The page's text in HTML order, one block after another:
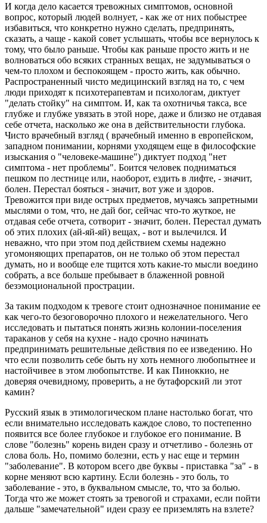
И когда дело касается тревожных симптомов, основной
вопрос, который людей волнует, - как же от них побыстрее
избавиться, что конкретно нужно сделать, предпринять,
сказать, а чаще - какой совет услышать, чтобы все вернулось к
тому, что было раньше. Чтобы как раньше просто жить и не
волноваться обо всяких странных вещах, не задумываться о
чем-то плохом и беспокоящем - просто жить, как обычно.
Распространенный чисто медицинский взгляд на то, с чем
люди приходят к психотерапевтам и психологам, диктует
"делать стойку" на симптом. И, как та охотничья такса, все
глубже и глубже увязать в этой норе, даже и близко не отдавая
себе отчета, насколько же она в действительности глубока.
Чисто врачебный взгляд ( врачебный именно в европейском,
западном понимании, корнями уходящем еще в философские
изыскания о "человеке-машине") диктует подход "нет
симптома - нет проблемы". Боится человек подниматься
пешком по лестнице или, наоборот, ездить в лифте, - значит,
болен. Перестал бояться - значит, вот уже и здоров.
Тревожится при виде острых предметов, мучаясь запретными
мыслями о том, что, не дай бог, сейчас что-то жуткое, не
отдавая себе отчета, сотворит - значит, болен. Перестал думать
об этих плохих (ай-яй-яй) вещах, - вот и вылечился. И
неважно, что при этом под действием схемы надежно
угомоняющих препаратов, он не только об этом перестал
думать, но и вообще еле тщится хоть какие-то мысли воедино
собрать, а все больше пребывает в блаженной ровной
безэмоциональной прострации.
За таким подходом к тревоге стоит однозначное понимание ее
как чего-то безоговорочно плохого и нежелательного. Чего
исследовать и пытаться понять жизнь колонии-поселения
тараканов у себя на кухне - надо срочно начинать
предпринимать решительные действия по ее изведению. Но
что если позволить себе быть ну хоть немного любопытнее и
настойчивее в этом любопытстве. И как Пиноккио, не
доверяя очевидному, проверить, а не бутафорский ли этот
камин?
Русский язык в этимологическом плане настолько богат, что
если внимательно исследовать каждое слово, то постепенно
появится все более глубокое и глубокое его понимание. В
слове "болезнь" корень виден сразу и отчетливо - болезнь от
слова боль. Но, помимо болезни, есть у нас еще и термин
"заболевание". В котором всего две буквы - приставка "за" - в
корне меняют всю картину. Если болезнь - это боль, то
заболевание - это, в буквальном смысле, то, что за болью.
Тогда что же может стоять за тревогой и страхами, если пойти
дальше "замечательной" идеи сразу ее приземлять на взлете?